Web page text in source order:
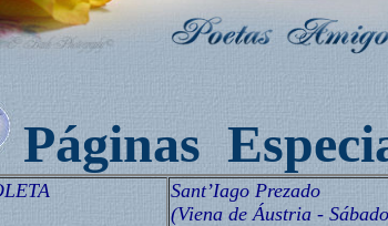
Páginas
Sant’Iago Prezado
(Viena de Áustria -